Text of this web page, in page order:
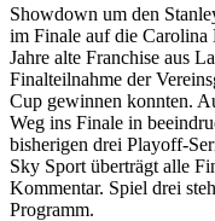
Showdown um den
im Finale auf die Carolina
Jahre alte Franchise aus
Finalteilnahme der
Cup gewinnen konnten.
Weg ins Finale in
bisherigen drei Playoff-
Sky Sport überträgt alle
Kommentar. Spiel drei
Programm.